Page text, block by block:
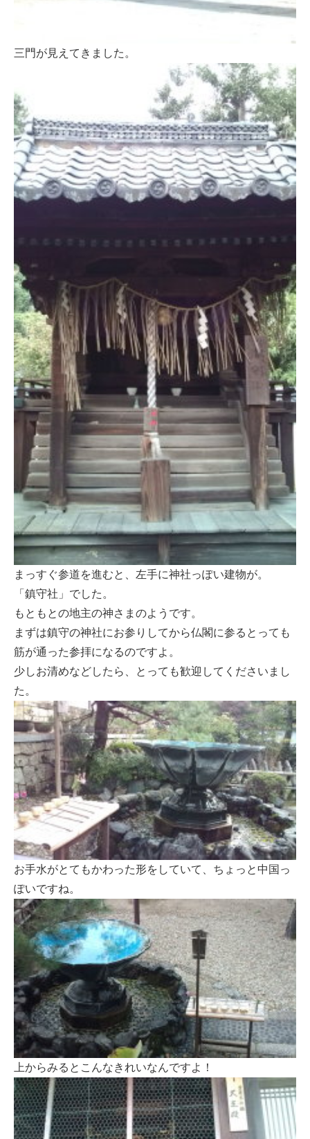
三門が見えてきました。
まっすぐ参道を進むと、左手に神社っぽい建物が。
「鎮守社」でした。
もともとの地主の神さまのようです。
まずは鎮守の神社にお参りしてから仏閣に参るとっても
筋が通った参拝になるのですよ。
少しお清めなどしたら、とっても歓迎してくださいまし
た。
お手水がとてもかわった形をしていて、ちょっと中国っ
ぽいですね。
上からみるとこんなきれいなんですよ！